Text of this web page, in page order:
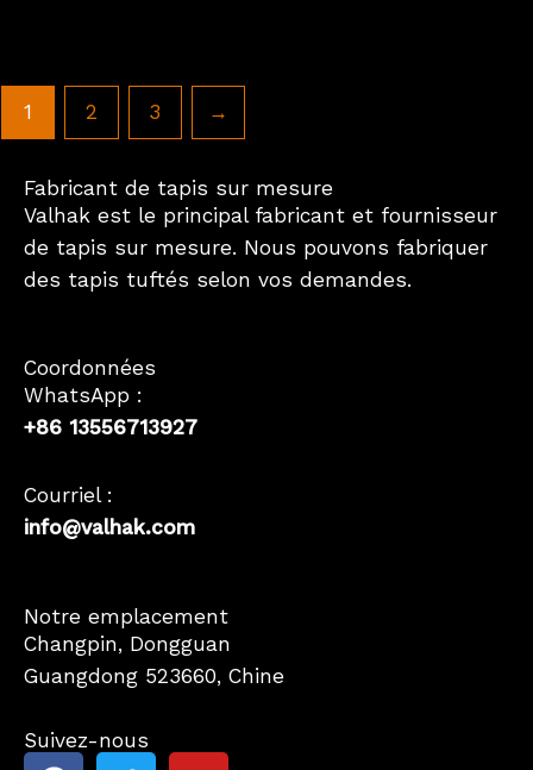
1 2 3 →
Fabricant de tapis sur mesure
Valhak est le principal fabricant et fournisseur
de tapis sur mesure. Nous pouvons fabriquer
des tapis tuftés selon vos demandes.
Coordonnées
WhatsApp :
+86 13556713927
Courriel :
info@valhak.com
Notre emplacement
Changpin, Dongguan
Guangdong 523660, Chine
Suivez-nous